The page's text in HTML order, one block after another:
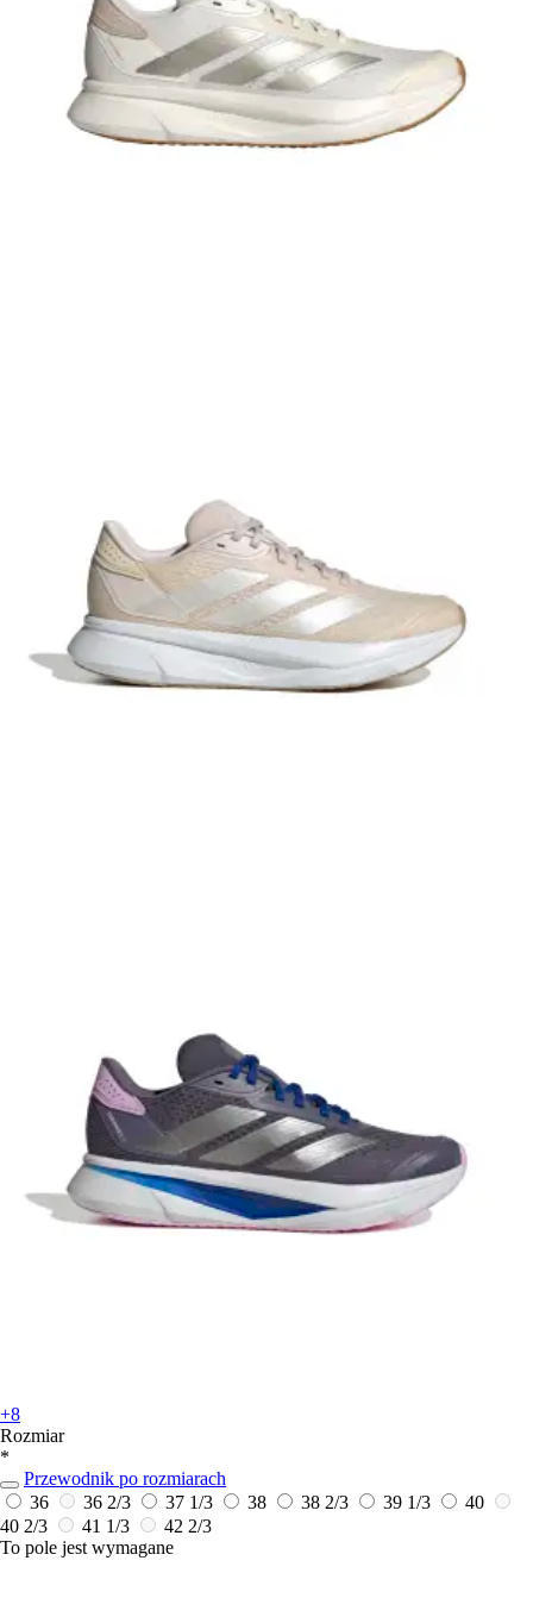
+8
Rozmiar
*
Przewodnik po rozmiarach
36
36 2/3 37 1/3 38 38 2/3 39 1/3
40
40 2/3
41 1/3
42 2/3
To pole jest wymagane